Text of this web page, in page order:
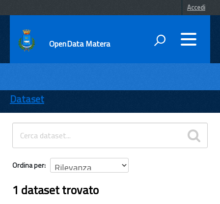
Accedi
OpenData Matera
ENTI
TEMI
INFORMAZIONI
Dataset
Ordina per
1 dataset trovato